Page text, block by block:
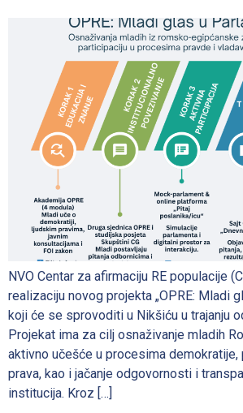
NVO Centar za afirmaciju RE populacije
realizaciju novog projekta „OPRE: Mladi
koji će se sprovoditi u Nikšiću u trajanju
Projekat ima za cilj osnaživanje mladih
aktivno učešće u procesima demokratije,
prava, kao i jačanje odgovornosti i
institucija. Kroz […]